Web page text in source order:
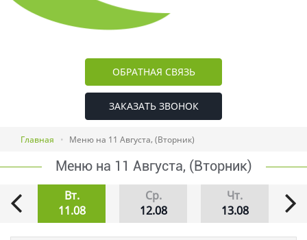
ОБРАТНАЯ СВЯЗЬ
ЗАКАЗАТЬ ЗВОНОК
Главная Меню на 11 Августа, (Вторник)
Меню на 11 Августа, (Вторник)
Вт.
11.08
Ср.
12.08
Чт.
13.08